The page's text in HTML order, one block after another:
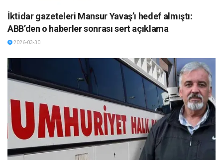
İktidar gazeteleri Mansur Yavaş’ı hedef almıştı:
ABB’den o haberler sonrası sert açıklama
2026-03-30